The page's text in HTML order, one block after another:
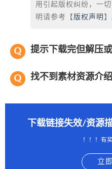
用引起版权纠纷，一
明请参考【 版权声明 】
提示下载完但解压或
找不到素材资源介
下载链接失效/资源
！！！有
立